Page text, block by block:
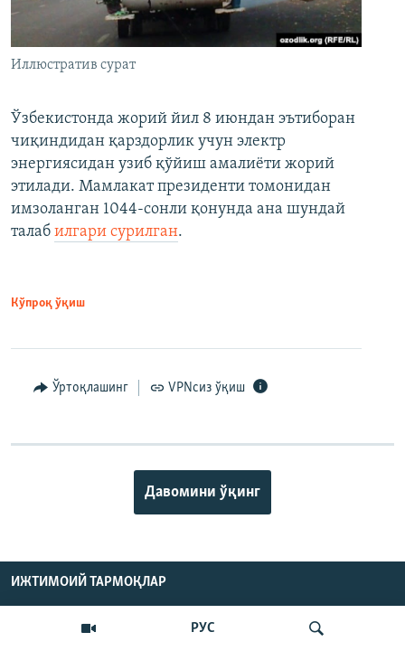
РУС
Иллюстратив сурат
Ўзбекистонда жорий йил 8 июндан эътиборан
чиқиндидан қарздорлик учун электр
энергиясидан узиб қўйиш амалиёти жорий
этилади. Мамлакат президенти томонидан
имзоланган 1044-сонли қонунда ана шундай
талаб илгари сурилган.
Кўпроқ ўқиш
Ўртоқлашинг VPNсиз ўқиш
Давомини ўқинг
ИЖТИМОИЙ ТАРМОҚЛАР